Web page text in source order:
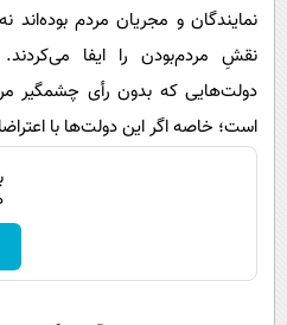
سیاست
نمایندگان و مجریان مردم
نقشِ مردم‌بودن را ایفا
دولت‌هایی که بدون رأی چشمگیر
است؛ خاصه اگر این دولت‌ها با